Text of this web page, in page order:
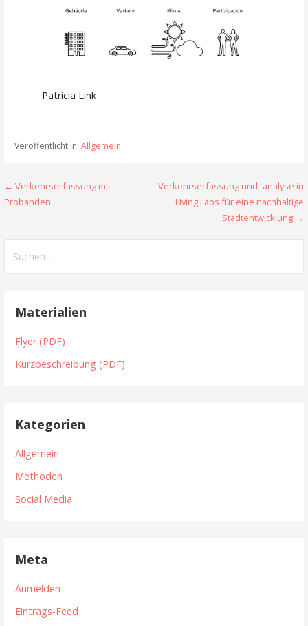
Patricia Link
Veröffentlicht in: Allgemein
Beitragsnavigation
← Verkehrserfassung mit
Probanden
Verkehrserfassung und -analyse in
Living Labs für eine nachhaltige
Stadtentwicklung →
nach:
Materialien
Flyer (PDF)
Kurzbeschreibung (PDF)
Kategorien
Allgemein
Methoden
Social Media
Meta
Anmelden
Eintrags-Feed